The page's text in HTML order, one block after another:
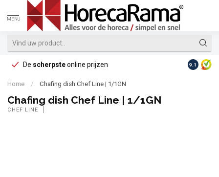
MENU
De scherpsteonline prijzen Op
9.1
Home / Chafing dish Chef Line | 1/1GN
Chafing dish Chef Line | 1/1GN
CHEF LINE